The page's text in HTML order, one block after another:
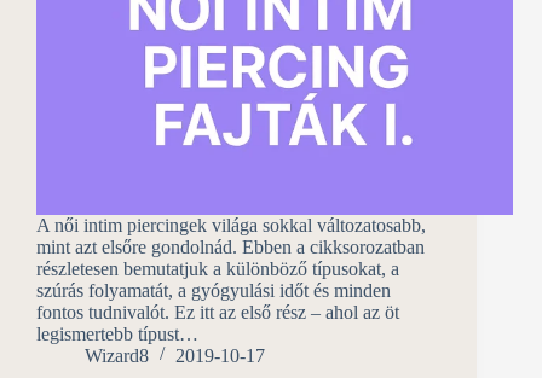
A női intim piercingek világa sokkal változatosabb,
mint azt elsőre gondolnád. Ebben a cikksorozatban
részletesen bemutatjuk a különböző típusokat, a
szúrás folyamatát, a gyógyulási időt és minden
fontos tudnivalót. Ez itt az első rész – ahol az öt
legismertebb típust…
Wizard8
2019-10-17